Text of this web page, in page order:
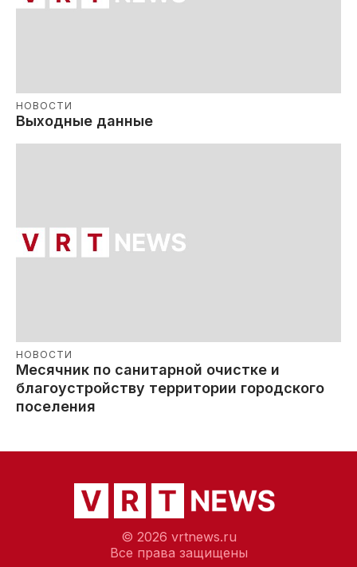
НОВОСТИ
Выходные данные
НОВОСТИ
Месячник по санитарной очистке и
благоустройству территории городского
поселения
© 2026 vrtnews.ru
Все права защищены